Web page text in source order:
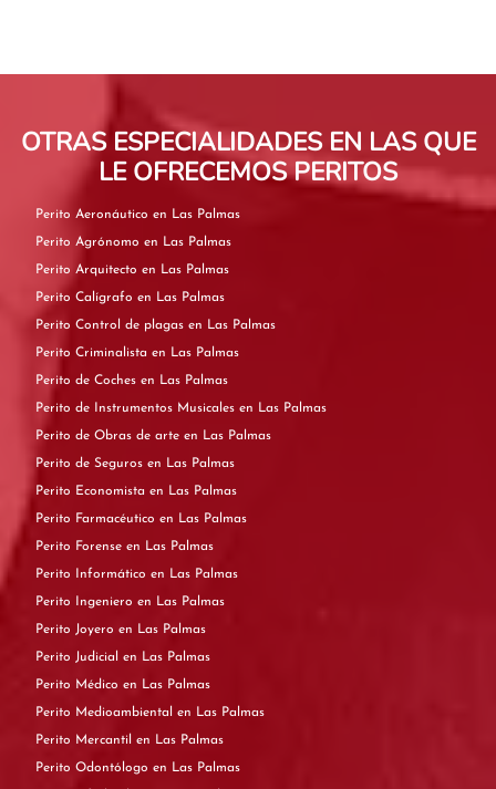
OTRAS ESPECIALIDADES EN LAS QUE
LE OFRECEMOS PERITOS
Perito Aeronáutico en Las Palmas
Perito Agrónomo en Las Palmas
Perito Arquitecto en Las Palmas
Perito Calígrafo en Las Palmas
Perito Control de plagas en Las Palmas
Perito Criminalista en Las Palmas
Perito de Coches en Las Palmas
Perito de Instrumentos Musicales en Las Palmas
Perito de Obras de arte en Las Palmas
Perito de Seguros en Las Palmas
Perito Economista en Las Palmas
Perito Farmacéutico en Las Palmas
Perito Forense en Las Palmas
Perito Informático en Las Palmas
Perito Ingeniero en Las Palmas
Perito Joyero en Las Palmas
Perito Judicial en Las Palmas
Perito Médico en Las Palmas
Perito Medioambiental en Las Palmas
Perito Mercantil en Las Palmas
Perito Odontólogo en Las Palmas